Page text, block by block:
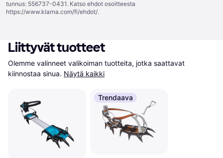
tunnus: 556737-0431. Katso ehdot osoitteesta
https://www.klarna.com/fi/ehdot/.
Liittyvät tuotteet
Olemme valinneet valikoiman tuotteita, jotka saattavat
kiinnostaa sinua. Näytä kaikki
Trendaava